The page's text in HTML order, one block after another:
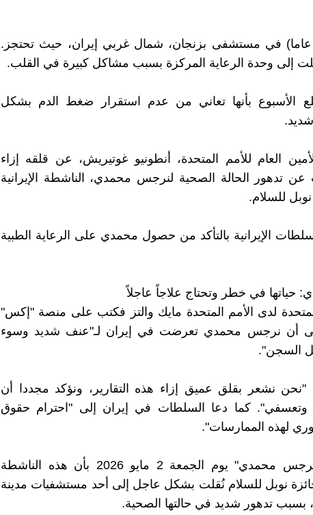
محمدي (52 عاما) في مستشفى بزنجان، شمال غربي إيران، حيث تحتجز.
إلى وحدة الرعاية المركزة بسبب مشاكل كبيرة في القلب.
الأسبوع بأنها تعاني من عدم استقرار ضغط الدم بشكل
العام للأمم المتحدة، أنطونيو غوتيريش، عن قلقه إزاء
عن تدهور الحالة الصحية لنرجس محمدي، الناشطة الإيرانية
للسلام.
الإيرانية بالتأكد من حصول محمدي على الرعاية الطبية
في خطر وتحتاج علاجاً عاجلاً
المتحدة لدى الأمم المتحدة مايك والتز فكتب على منصة "إكس"
إلى أن نرجس محمدي تعرضت في إيران لـ"عنف شديد وسوء
السجن".
"نحن نشعر بقلق عميق إزاء هذه التقارير، ونؤكد مجددا أن
وتعسفي". كما دعا السلطات في إيران إلى "احترام حقوق
لهذه الممارسات".
وأفادت "مؤسسة نرجس محمدي" يوم الجمعة 2 مايو 2026 بأن هذه الناشطة
جائزة نوبل للسلام نُقلت بشكل عاجل إلى أحد مستشفيات مدينة
بسبب تدهور شديد في حالتها الصحية.